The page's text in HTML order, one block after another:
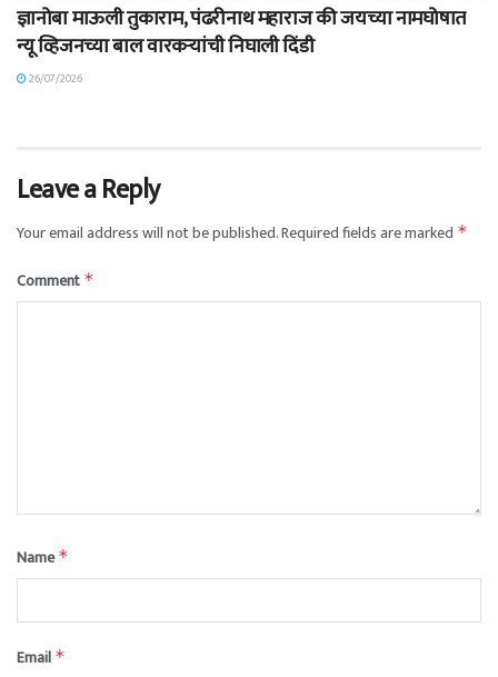
ज्ञानोबा माऊली तुकाराम, पंढरीनाथ महाराज की जयच्या नामघोषात
न्यू व्हिजनच्या बाल वारकऱ्यांची निघाली दिंडी
26/07/2026
Leave a Reply
Your email address will not be published.Required fields are marked *
Comment *
Name*
Email *